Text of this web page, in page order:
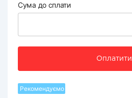
Сума до сплати
Оплатити
Рекомендуємо